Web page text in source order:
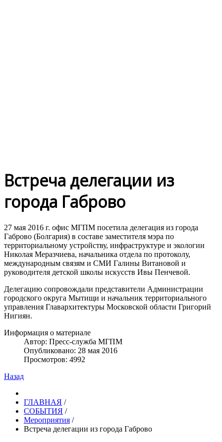
Встреча делегации из
города Габрово
27 мая 2016 г. офис МГПМ посетила делегация из города
Габрово (Болгария) в составе заместителя мэра по
территориальному устройству, инфраструктуре и экологии
Николая Меразчиева, начальника отдела по протоколу,
международным связям и СМИ Галины Витановой и
руководителя детской школы искусств Ивы Пенчевой.
Делегацию сопровождали представители Администрации
городского округа Мытищи и начальник территориального
управления Главархитектуры Московской области Григорий
Нигиян.
Информация о материале
Автор: Пресс-служба МГПМ
Опубликовано: 28 мая 2016
Просмотров: 4992
Назад
ГЛАВНАЯ /
СОБЫТИЯ /
Мероприятия /
Встреча делегации из города Габрово